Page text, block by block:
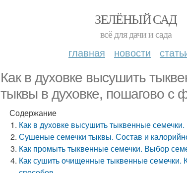
ЗЕЛЁНЫЙ САД
всё для дачи и сада
главная новости
Как в духовке высушить
тыквы в духовке, пошагово с
Содержание
Как в духовке высушить тыквенные
Сушеные семечки тыквы. Состав и
Как промыть тыквенные семечки. Выбор
Как сушить очищенные тыквенные семечки.